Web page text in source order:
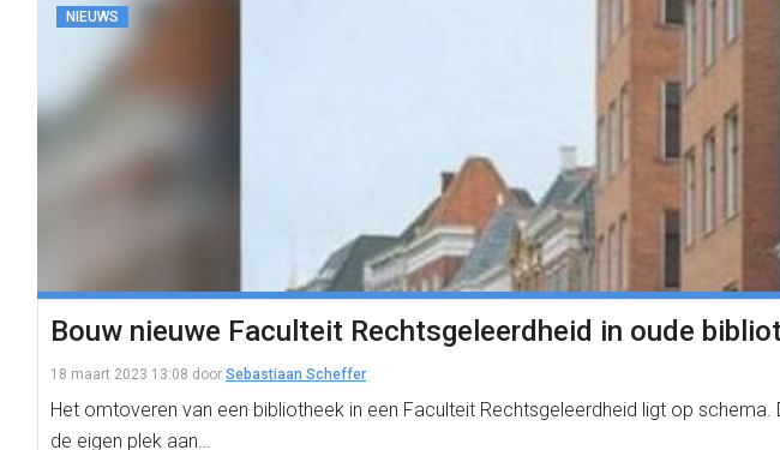
NIEUWS
Bouw nieuwe Faculteit Rechtsgeleerdheid in oude
18 maart 2023 13:08 door Sebastiaan Scheffer
Het omtoveren van een bibliotheek in een Faculteit Rechtsgeleerdheid ligt op
de eigen plek aan…